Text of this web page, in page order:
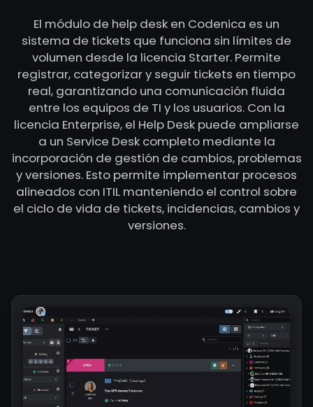
El módulo de help desk en Codenica es un
sistema de tickets que funciona sin límites de
volumen desde la licencia Starter. Permite
registrar, categorizar y seguir tickets en tiempo
real, garantizando una comunicación fluida
entre los equipos de TI y los usuarios. Con la
licencia Enterprise, el Help Desk puede ampliarse
a un Service Desk completo mediante la
incorporación de gestión de cambios, problemas
y versiones. Esto permite implementar procesos
alineados con ITIL manteniendo el control sobre
el ciclo de vida de tickets, incidencias, cambios y
versiones.